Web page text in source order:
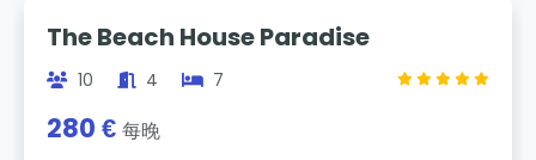
The Beach House Paradise
10 4 7
280 €每晚